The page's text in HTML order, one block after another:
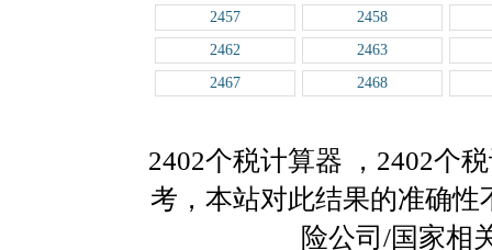
2457
2458
2462
2463
2467
2468
2402个税计算器
，2402个
考，本站对此结果的准确
险公司/国家相